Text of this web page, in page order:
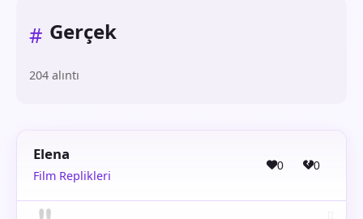
# Gerçek
204 alıntı
Elena
Film Replikleri
0 0